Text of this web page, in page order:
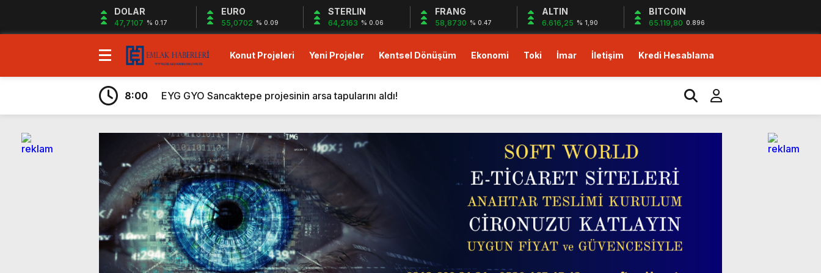
DOLAR
47,7107 % 0.17
EURO
55,0702 % 0.09
STERLIN
64,2163 % 0.06
FRANG
58,8730 % 0.47
ALTIN
6.616,25 % 1,90
BITCOIN
65.119,80 0.896
Konut Projeleri Yeni Projeler Kentsel Dönüşüm Ekonomi Toki İmar İletişim Kredi Hesablama
7:43
Ege Yapı Ormanyaka’da 2023 fiyatlarıyla 48 ay vade imkanı!
19:29
Gazze`ye Yardım Kampanyası Soft World ile Karın yüzde 25’i Gazzeye Bağışlıyoruz Sizlerin desteği ile…
8:00
EYG GYO Sancaktepe projesinin arsa tapularını aldı!
7:56
Kiler GYO Halkalı projesi resmen başlıyor! ÖİB arazisine 223 konutluk yeni proje geliyor!
6:59
Sagist Group’tan 140 milyon dolarlık yeni proje! Bingazi’ye otel ve 12 villa geliyor!
6:57
Shelton Bodrum projesi satışa çıktı! Yeni proje!
6:32
Sur Tatil Evleri Antalya’da Mart 2024 kampanyası başladı: Yüzde 10+yüzde 15 indirim!
6:29
Ayvalık’ta peşin ödemelerde yüzde 5 indirim avantajı!
6:26
Hayat City Mahmutbey’de sıfır faiz 18 ay vade fırsatı! Hemen oturuma hazır daireler!
7:48
Rams Denizkent Bayramoğlu Gebze projesinde peşin ödemelerde yüzde 25’e varan indirim fırsatı!
7:43
Ege Yapı Ormanyaka’da 2023 fiyatlarıyla 48 ay vade imkanı!